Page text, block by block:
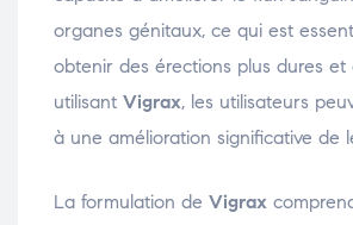
organes génitaux, ce qui est
obtenir des érections plus dures et
utilisant Vigrax, les utilisateurs
à une amélioration significative de
La formulation de Vigrax